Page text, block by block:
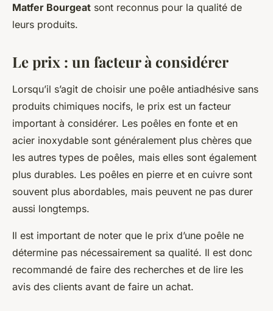
Matfer Bourgeat sont reconnus pour la qualité de
leurs produits.
Le prix : un facteur à considérer
Lorsqu’il s’agit de choisir une poêle antiadhésive sans
produits chimiques nocifs, le prix est un facteur
important à considérer. Les poêles en fonte et en
acier inoxydable sont généralement plus chères que
les autres types de poêles, mais elles sont également
plus durables. Les poêles en pierre et en cuivre sont
souvent plus abordables, mais peuvent ne pas durer
aussi longtemps.
Il est important de noter que le prix d’une poêle ne
détermine pas nécessairement sa qualité. Il est donc
recommandé de faire des recherches et de lire les
avis des clients avant de faire un achat.